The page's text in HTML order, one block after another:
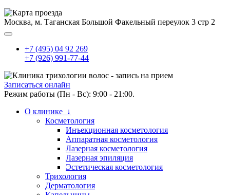
Москва, м. Таганская Большой Факельный переулок 3 стр 2
+7 (495) 04 92 269
+7 (926) 991-77-44
Записаться онлайн
Режим работы (Пн - Вс): 9:00 - 21:00.
О клинике ↓
Косметология
Инъекционная косметология
Аппаратная косметология
Лазерная косметология
Лазерная эпиляция
Эстетическая косметология
Трихология
Дерматология